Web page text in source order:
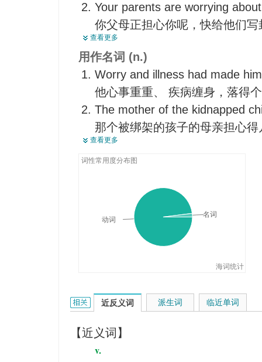
他妻子死了
Don't worry me with your
不要老是抱怨,搞得我不太平。
Your parents are worrying
你父母正担心你呢，快给他们写
There's nothing to worry about.
没什么可担心的。
Don't worry about that mark, it
不要为那个污渍操心，那是可以
查看更多
用作名词 (n.)
Worry and illness had made
他心事重重、 疾病缠身，落得
The mother of the kidnapped
那个被绑架的孩子的母亲担心
He's been a source of discord
他成为不和和烦恼的根源。
他现在有很多财务上的烦恼事。
That car has caused me no
那辆汽车给我带来了无穷的烦恼
My chief worry is that he
我的主要忧虑是他没有经验。
她的温柔的神情似乎消除了他
查看更多
词性常用度分布图
海词统计
动词
名词
worry的相关资料：
近反义词
【近义词】
v.
派生词 临近单词